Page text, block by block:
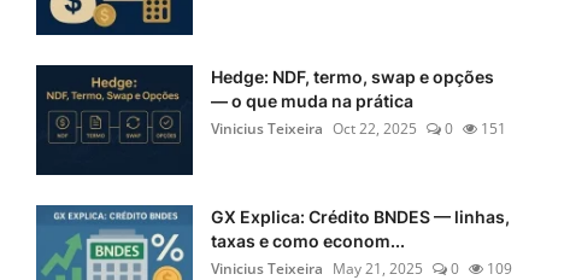
Hedge: NDF, termo, swap e opções
— o que muda na prática
Vinicius Teixeira Oct 22, 2025 0 151
GX Explica: Crédito BNDES — linhas,
taxas e como econom...
Vinicius Teixeira May 21, 2025 0 109